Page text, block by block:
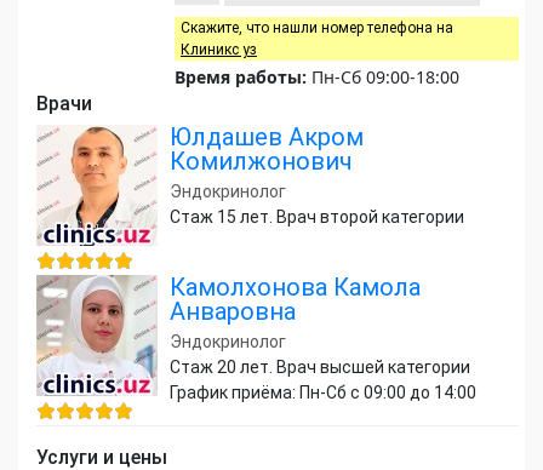
Скажите, что нашли номер телефона на
Клиникс уз
Время работы: Пн-Сб 09:00-18:00
Врачи
Юлдашев Акром
Комилжонович
Эндокринолог
Стаж 15 лет. Врач второй категории
Камолхонова Камола
Анваровна
Эндокринолог
Стаж 20 лет. Врач высшей категории
График приёма: Пн-Сб с 09:00 до 14:00
Услуги и цены